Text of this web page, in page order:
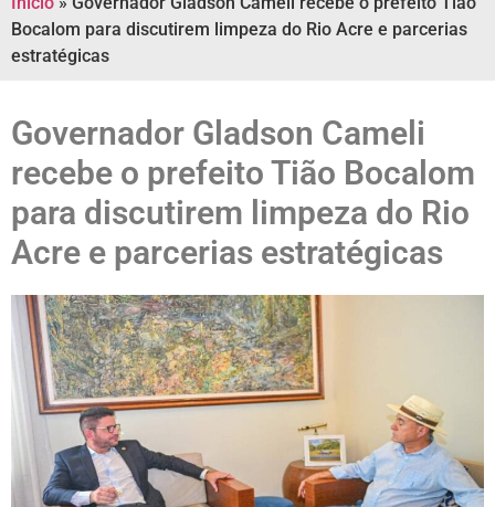
Bocalom para discutirem limpeza do Rio Acre e parcerias
estratégicas
Governador Gladson Cameli
recebe o prefeito Tião Bocalom
para discutirem limpeza do Rio
Acre e parcerias estratégicas